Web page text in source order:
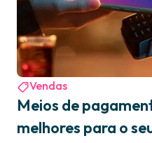
Vendas
Meios de
melhores para o